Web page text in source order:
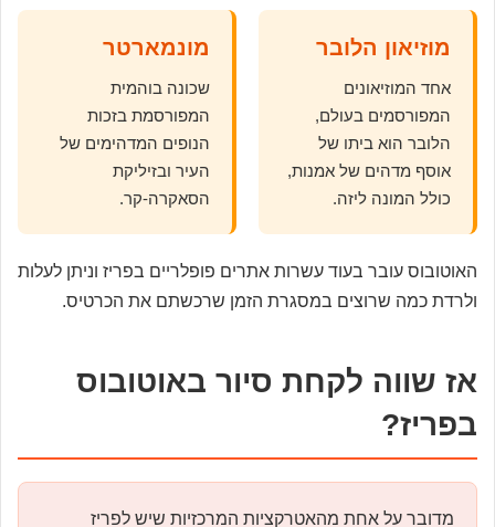
מוזיאון הלובר
אחד המוזיאונים
המפורסמים בעולם,
הלובר הוא ביתו של
אוסף מדהים של אמנות,
כולל המונה ליזה.
מונמארטר
שכונה בוהמית
המפורסמת בזכות
הנופים המדהימים של
העיר ובזיליקת
הסאקרה-קר.
האוטובוס עובר בעוד עשרות אתרים פופלריים בפריז וניתן לעלות
ולרדת כמה שרוצים במסגרת הזמן שרכשתם את הכרטיס.
אז שווה לקחת סיור באוטובוס
בפריז?
מדובר על אחת מהאטרקציות המרכזיות שיש לפריז